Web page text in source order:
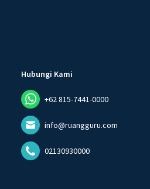
Hubungi Kami
+62 815-7441-0000
info@ruangguru.com
02130930000